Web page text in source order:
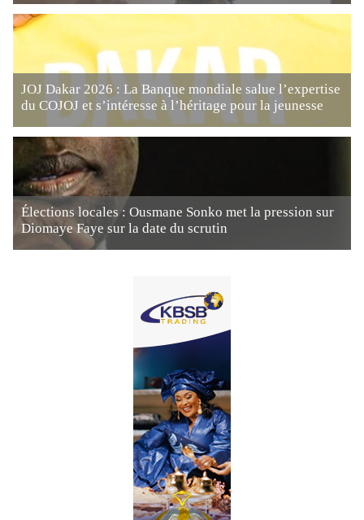
JOJ Dakar 2026 : La Banque mondiale salue l’expertise
du COJOJ et s’intéresse à l’héritage pour la jeunesse
Élections locales : Ousmane Sonko met la pression sur
Diomaye Faye sur la date du scrutin